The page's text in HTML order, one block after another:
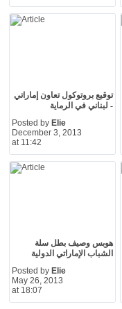
توقيع بروتوكول تعاون إماراتي
- لبناني في الرماية
Posted by Elie
December 3, 2013
at 11:42
هوبس وصيف بطل سلة
الشباب الإماراتي الدولية
Posted by Elie
May 26, 2013
at 18:07